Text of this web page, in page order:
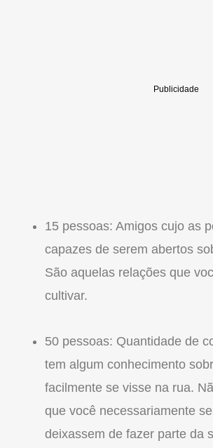
15 pessoas: Amigos cujo as
capazes de serem abertos
São aquelas relações que
cultivar.
50 pessoas: Quantidade de
tem algum conhecimento
facilmente se visse na rua.
que você necessariamente
deixassem de fazer parte da